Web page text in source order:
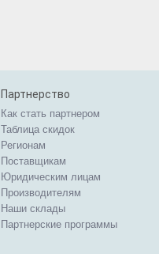
Партнерство
Как стать партнером
Таблица скидок
Регионам
Поставщикам
Юридическим лицам
Производителям
Наши склады
Партнерские программы